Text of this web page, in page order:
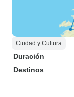
Ciudad y Cultura
Duración
Destinos